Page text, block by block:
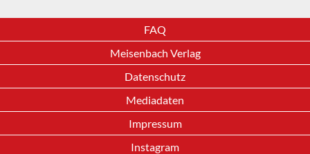
FAQ
Meisenbach Verlag
Datenschutz
Mediadaten
Impressum
Instagram